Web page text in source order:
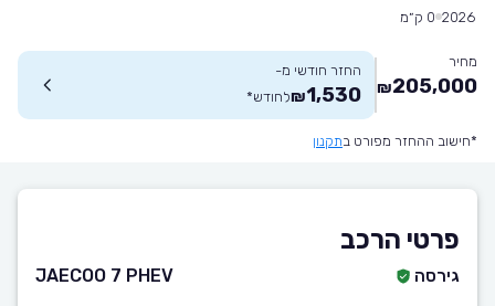
2026 0 ק״מ
מחיר
205,000
₪
החזר חודשי מ-
1,530
₪לחודש*
*חישוב ההחזר מפורט בתקנון
פרטי הרכב
גירסה
JAECOO 7 PHEV